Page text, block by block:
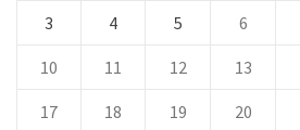
3 4 5 6
10 11 12 13
17 18 19 20